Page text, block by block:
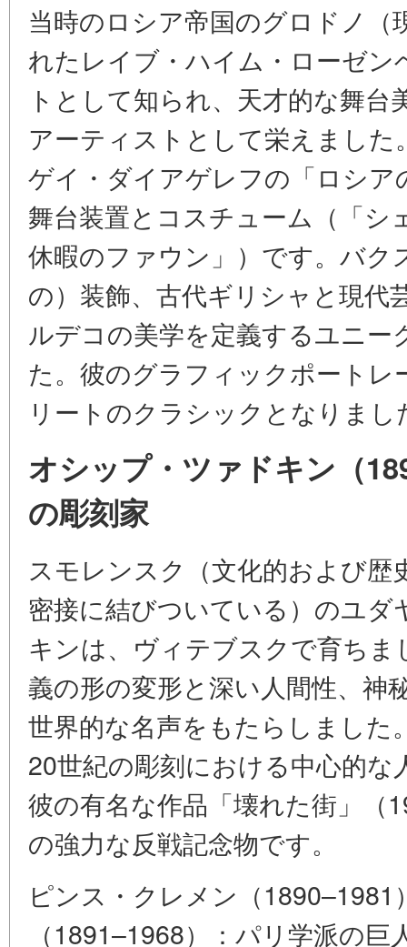
当時のロシア帝国のグロドノ
れたレイブ・ハイム・ローゼ
トとして知られ、天才的な舞
アーティストとして栄えまし
ゲイ・ダイアゲレフの「ロシ
舞台装置とコスチューム（「シ
休暇のファウン」）です。バク
の）装飾、古代ギリシャと現代
ルデコの美学を定義するユニ
た。彼のグラフィックポートレ
リートのクラシックとなりまし
オシップ・ツァドキン（
の彫刻家
スモレンスク（文化的および
密接に結びついている）のユ
キンは、ヴィテブスクで育ち
義の形の変形と深い人間性、神
世界的な名声をもたらしました
20世紀の彫刻における中心的
彼の有名な作品「壊れた街」（
の強力な反戦記念物です。
ピンス・クレメン（
（1891–1968）：パリ学派の巨